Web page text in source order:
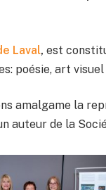
Laval,est
poésie, art
amalgame la
auteur de la